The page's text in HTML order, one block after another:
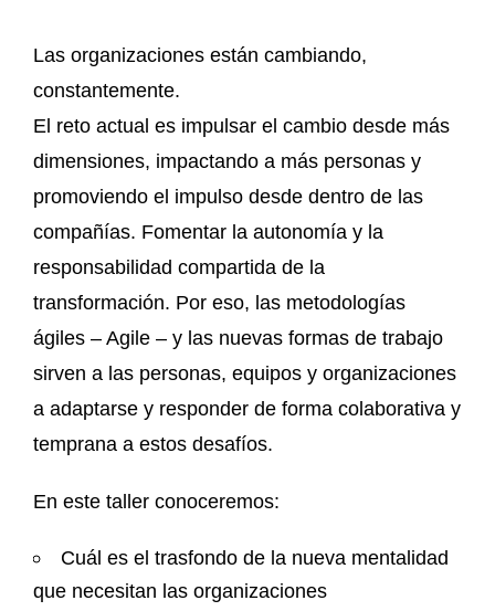
Las organizaciones están cambiando,
constantemente.
El reto actual es impulsar el cambio desde más
dimensiones, impactando a más personas y
promoviendo el impulso desde dentro de las
compañías. Fomentar la autonomía y la
responsabilidad compartida de la
transformación. Por eso, las metodologías
ágiles – Agile – y las nuevas formas de trabajo
sirven a las personas, equipos y organizaciones
a adaptarse y responder de forma colaborativa y
temprana a estos desafíos.
En este taller conoceremos:
Cuál es el trasfondo de la nueva mentalidad
que necesitan las organizaciones